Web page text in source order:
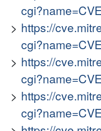
https://
https://
https://